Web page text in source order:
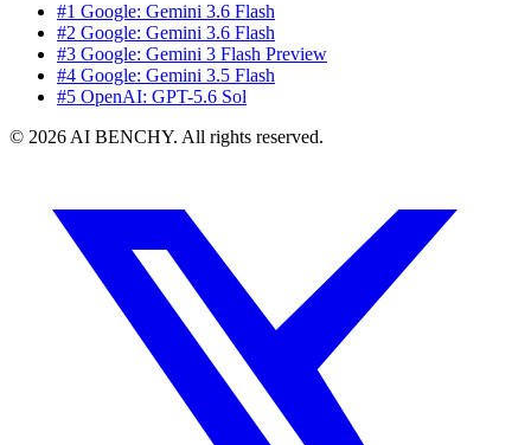
#1 Google: Gemini 3.6 Flash
#2 Google: Gemini 3.6 Flash
#3 Google: Gemini 3 Flash Preview
#4 Google: Gemini 3.5 Flash
#5 OpenAI: GPT-5.6 Sol
© 2026 AI BENCHY. All rights reserved.